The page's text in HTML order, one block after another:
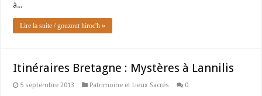
à...
Lire la suite / gouzout hiroc'h »
Itinéraires Bretagne : Mystères à Lannilis
5 septembre 2013 Patrimoine et Lieux Sacrés 0